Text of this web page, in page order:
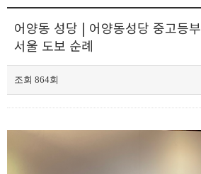
어양동 성당 | 어양동성당 중고등부
서울 도보 순례
조회 864회